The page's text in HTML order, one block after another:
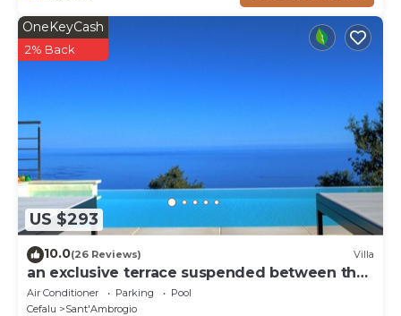
US $293
OneKeyCash
2% Back
10.0(26 Reviews) Villa
an exclusive terrace suspended between the
sea and the forest
Air Conditioner Parking
Pool
Cefalu
Sant'Ambrogio